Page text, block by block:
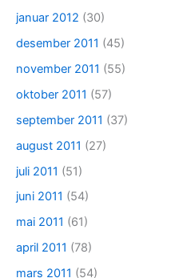
januar 2012 (30)
desember 2011 (45)
november 2011 (55)
oktober 2011 (57)
september 2011 (37)
august 2011 (27)
juli 2011 (51)
juni 2011 (54)
mai 2011 (61)
april 2011 (78)
mars 2011 (54)